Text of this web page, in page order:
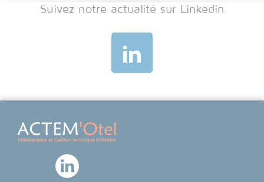
Suivez notre actualité sur Linkedin